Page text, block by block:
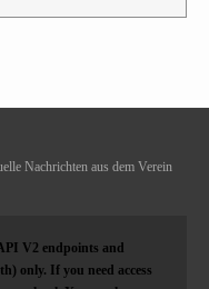
Nachrichten aus dem Verein
V2 endpoints and
only. If you need access